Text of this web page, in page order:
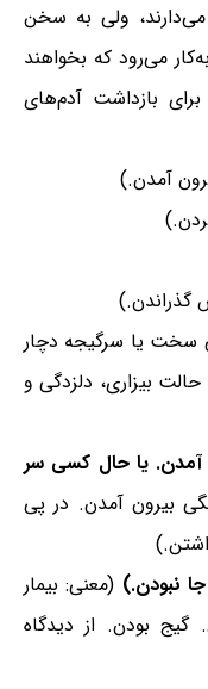
می‌دارند، ولی به سخن
می‌رود که بخواهند
برای بازداشت آدم‌های
آمدن.)
سخت یا سرگیجه دچار
بیزاری، دلزدگی و
یا حال کسی سر
بیرون آمدن. در پی
نبودن.) (معنی: بیمار
بودن. از دیدگاه